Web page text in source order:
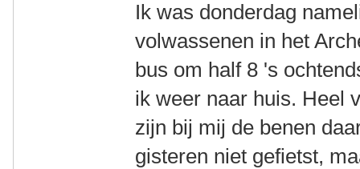
Ik was donderdag
volwassenen in het
bus om half 8 's
ik weer naar huis. Heel
zijn bij mij de benen
gisteren niet gefietst,